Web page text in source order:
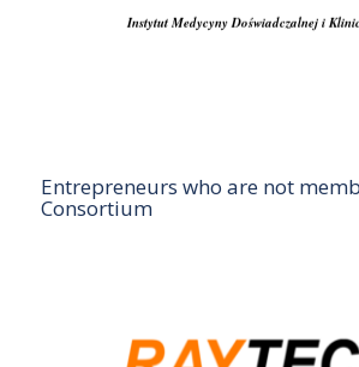
Instytut Medycyny Doświadczalnej i
Entrepreneurs who are not
Consortium
RAYTECH Piotr Kasprzycki